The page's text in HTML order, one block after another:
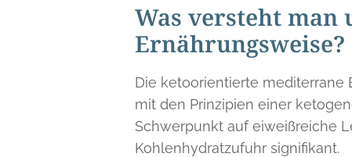
Was versteht
Ernährungsweise?
Die ketoorientierte mediterrane
mit den Prinzipien einer
Schwerpunkt auf eiweißreiche
Kohlenhydratzufuhr signifikant.